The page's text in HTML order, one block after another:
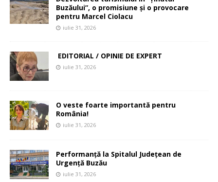
Buzăului”, o promisiune și o provocare
pentru Marcel Ciolacu
iulie 31, 2026
EDITORIAL / OPINIE DE EXPERT
iulie 31, 2026
O veste foarte importantă pentru
România!
iulie 31, 2026
Performanță la Spitalul Județean de
Urgență Buzău
iulie 31, 2026